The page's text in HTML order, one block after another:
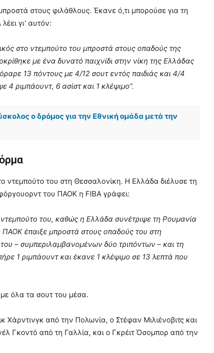
στους φιλάθλους. Έκανε ό,τι μπορούσε για τη
γι’ αυτόν:
στο ντεμπούτο του μπροστά στους οπαδούς της
με ένα δυνατό παιχνίδι στην νίκη της Ελλάδας
13 πόντους με 4/12 σουτ εντός παιδιάς και 4/4
ριμπάουντ, 6 ασίστ και 1 κλέψιμο”.
ο δρόμος για την Εθνική ομάδα μετά την
ντεμπούτο του στη Θεσσαλονίκη. Η Ελλάδα διέλυσε τη
του ΠΑΟΚ η FIBA γράφει:
του, καθώς η Ελλάδα συνέτριψε τη Ρουμανία
έπαιξε μπροστά στους οπαδούς του στη
– συμπεριλαμβανομένων δύο τριπόντων – και τη
1 ριμπάουντ και έκανε 1 κλέψιμο σε 13 λεπτά που
όλα τα σουτ του μέσα.
Χάρντινγκ από την Πολωνία, ο Στέφαν Μιλιένοβιτς και
Γκοντό από τη Γαλλία, και ο Γκρέιτ Όσομπορ από την